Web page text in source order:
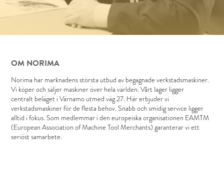
OM NORIMA
Norima har marknadens största utbud av begagnade verkstadsmaskiner.
Vi köper och säljer maskiner över hela världen. Vårt lager ligger
centralt beläget i Värnamo utmed väg 27. Här erbjuder vi
verkstadsmaskiner för de flesta behov. Snabb och smidig service ligger
alltid i fokus. Som medlemmar i den europeiska organisationen EAMTM
(European Association of Machine Tool Merchants) garanterar vi ett
seriöst samarbete.